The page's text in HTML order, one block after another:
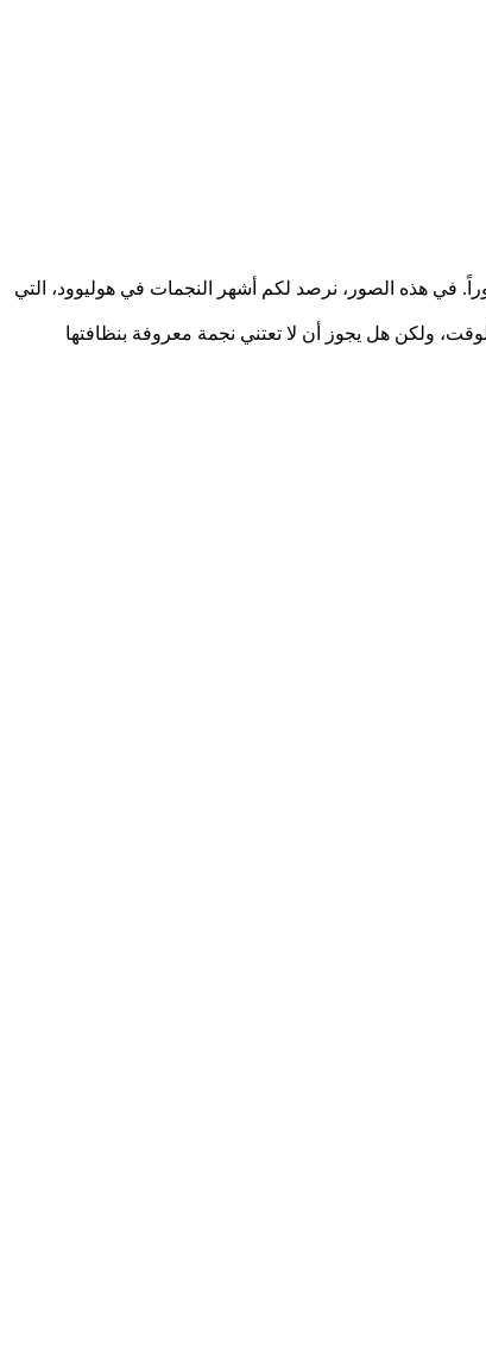
في هذه الصور، نرصد لكم أشهر النجمات في هوليوود، التي
ولكن هل يجوز أن لا تعتني نجمة معروفة بنظافتها